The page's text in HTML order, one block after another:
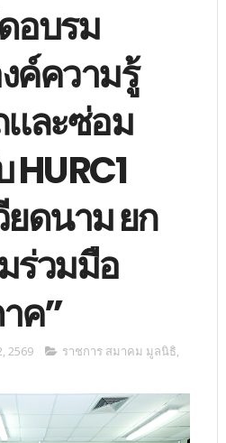
อบรม
ค์ความรู้
และซ่อม
HURC1
ยดนาม ยก
ร่วมมือ
ค”
2569 ราชการ สมาคม มูลนิธิ,